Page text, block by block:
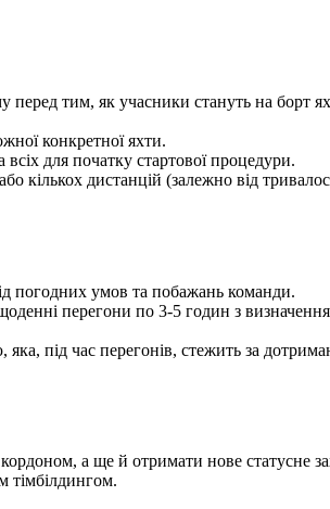
перед тим, як учасники стануть на
конкретної яхти.
для початку стартової процедури.
дистанцій (залежно від
погодних умов та побажань команди.
перегони по 3-5 годин з
під час перегонів, стежить за
а ще й отримати нове статусне
тімбілдингом.